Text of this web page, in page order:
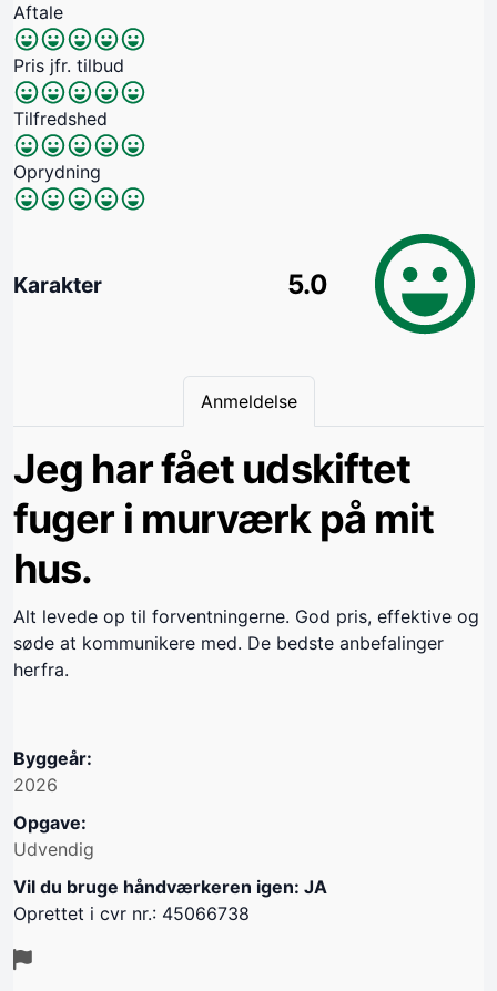
Aftale
Pris jfr. tilbud
Tilfredshed
Oprydning
Karakter 5.0
Anmeldelse
Jeg har fået udskiftet
fuger i murværk på mit
hus.
Alt levede op til forventningerne. God pris, effektive og
søde at kommunikere med. De bedste anbefalinger
herfra.
Byggeår:
2026
Opgave:
Udvendig
Vil du bruge håndværkeren igen: JA
Oprettet i cvr nr.: 45066738